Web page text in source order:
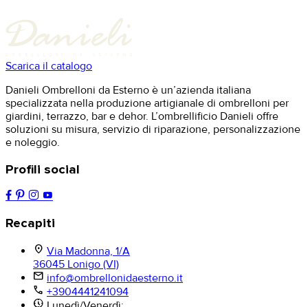
Scarica il catalogo
Danieli Ombrelloni da Esterno è un’azienda italiana
specializzata nella produzione artigianale di ombrelloni per
giardini, terrazzo, bar e dehor. L’ombrellificio Danieli offre
soluzioni su misura, servizio di riparazione, personalizzazione
e noleggio.
Profili social
Recapiti
location_on Via Madonna, 1/A
36045 Lonigo (VI)
mail info@ombrellonidaesterno.it
phone +3904441241094
nest_clock_farsight_analog